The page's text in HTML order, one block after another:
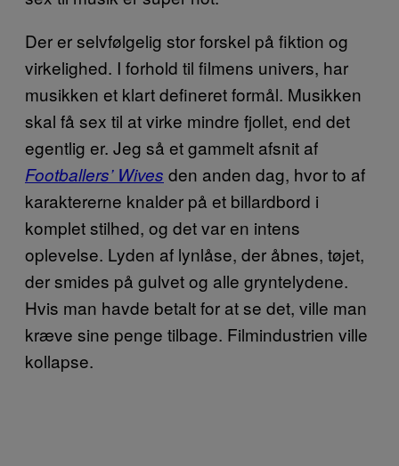
Der er selvfølgelig stor forskel på fiktion og
virkelighed. I forhold til filmens univers, har
musikken et klart defineret formål. Musikken
skal få sex til at virke mindre fjollet, end det
egentlig er. Jeg så et gammelt afsnit af
Footballers’ Wives den anden dag, hvor to af
karaktererne knalder på et billardbord i
komplet stilhed, og det var en intens
oplevelse. Lyden af lynlåse, der åbnes, tøjet,
der smides på gulvet og alle gryntelydene.
Hvis man havde betalt for at se det, ville man
kræve sine penge tilbage. Filmindustrien ville
kollapse.